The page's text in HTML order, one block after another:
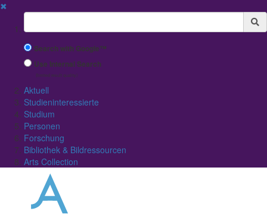
✖
Suchbegriff
Search with Google™
Use Internal Search
(limited result quality)
Aktuell
Studieninteressierte
Studium
Personen
Forschung
Bibliothek & Bildressourcen
Arts Collection